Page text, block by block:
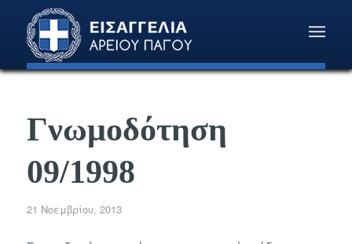
Γνωμοδότηση
09/1998
21 Νοεμβρίου, 2013